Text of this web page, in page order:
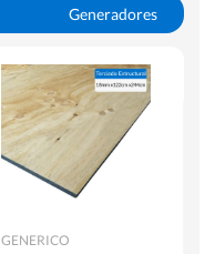
Generadores
Sierras Circulares
GENERICO